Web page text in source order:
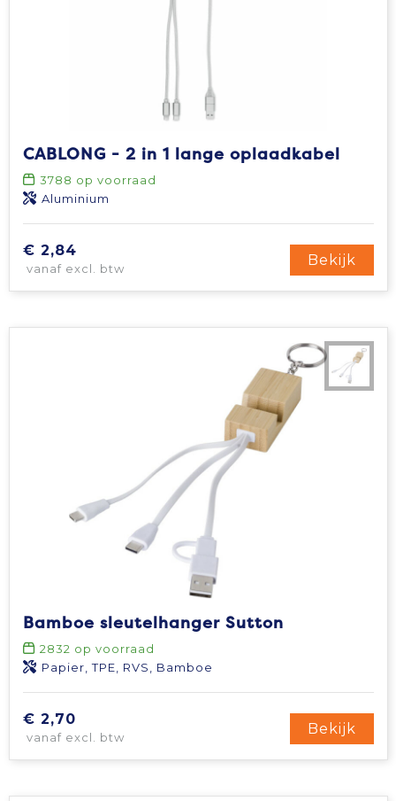
CABLONG - 2 in 1 lange oplaadkabel
3788 op voorraad
Aluminium
€ 2,84
vanaf excl. btw
Bekijk
Bamboe sleutelhanger Sutton
2832 op voorraad
Papier, TPE, RVS, Bamboe
€ 2,70
vanaf excl. btw
Bekijk